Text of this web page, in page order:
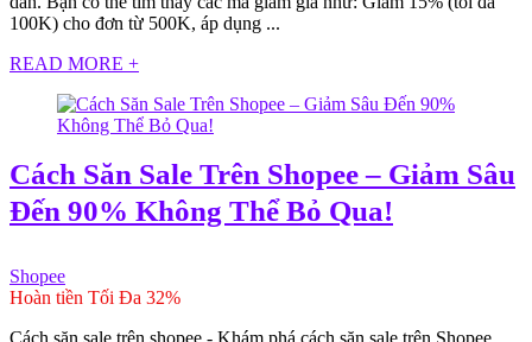
100K) cho đơn từ 500K, áp dụng ...
READ MORE +
Cách Săn Sale Trên Shopee – Giảm Sâu
Đến 90% Không Thể Bỏ Qua!
Shopee
Hoàn tiền Tối Đa 32%
Cách săn sale trên shopee - Khám phá cách săn sale trên Shopee